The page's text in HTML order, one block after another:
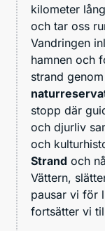
kilometer
och tar oss
Vandringen
hamnen och
strand genom
stopp där
och djurliv
och
Strand och
Vättern,
pausar vi för
fortsätter vi